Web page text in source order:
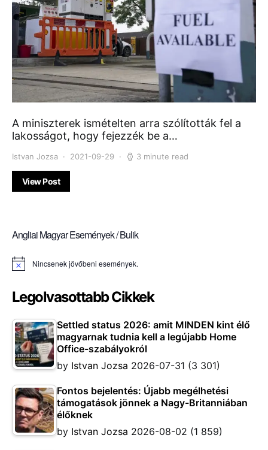
A miniszterek ismételten arra szólították fel a
lakosságot, hogy fejezzék be a…
Istvan Jozsa 2021-09-29 3 minute read
View Post
Angliai Magyar Események / Bulik
Notice Nincsenek jövőbeni események.
Legolvasottabb Cikkek
Settled status 2026: amit MINDEN kint élő
magyarnak tudnia kell a legújabb Home
Office-szabályokról
by Istvan Jozsa 2026-07-31 (3 301)
Fontos bejelentés: Újabb megélhetési
támogatások jönnek a Nagy-Britanniában
élőknek
by Istvan Jozsa 2026-08-02 (1 859)